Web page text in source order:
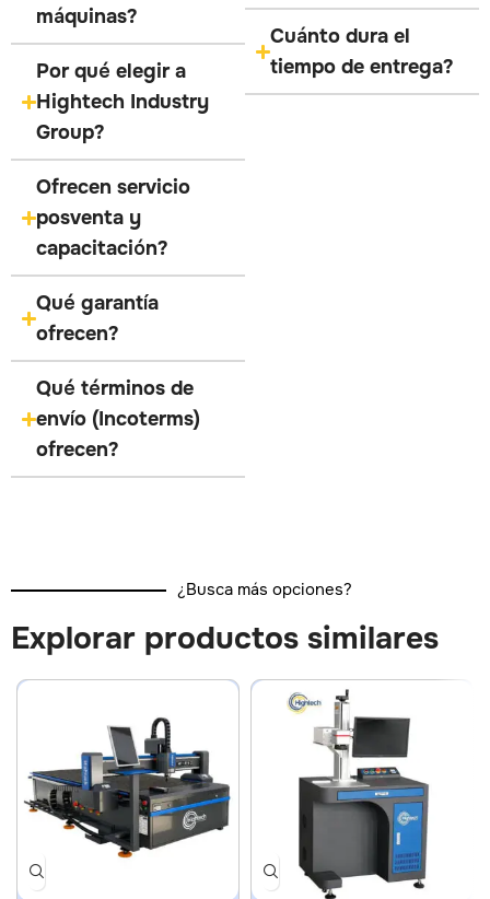
máquinas?
Por qué elegir a
Hightech Industry
Group?
Ofrecen servicio
posventa y
capacitación?
Qué garantía
ofrecen?
Qué términos de
envío (Incoterms)
ofrecen?
Cuánto dura el
tiempo de entrega?
¿Busca más opciones?
Explorar productos similares